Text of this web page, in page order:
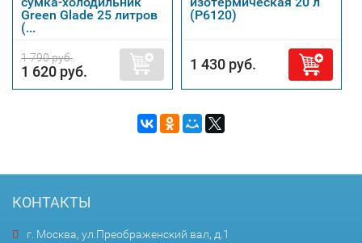
Green Glade 25 литров
(...
1 790 руб.
1 620 руб.
(Р6120)
1 430 руб.
КОНТАКТЫ
г. Москва, ул.Преображенский вал, д.1